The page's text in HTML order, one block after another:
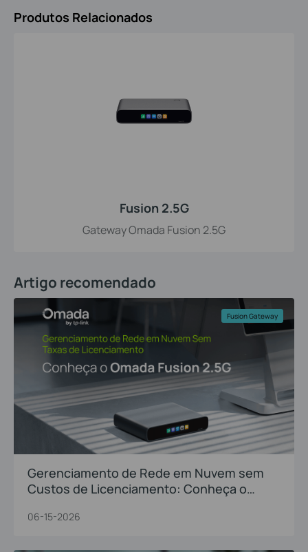
Produtos Relacionados
Fusion 2.5G
Gateway Omada Fusion 2.5G
Artigo recomendado
Fusion Gateway
Gerenciamento de Rede em Nuvem sem
Custos de Licenciamento: Conheça o
06-15-2026